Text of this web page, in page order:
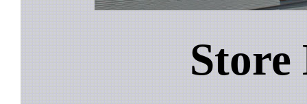
Store